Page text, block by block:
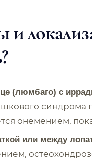
(люмбаго) с
синдрома
онемением,
или между